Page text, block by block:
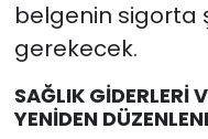
belgenin sigorta
gerekecek.
SAĞLIK GİDERLERİ
YENİDEN